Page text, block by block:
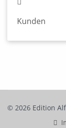
© 2026 Edition